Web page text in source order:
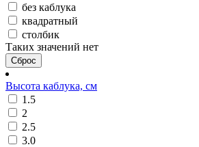
без каблука
квадратный
столбик
Таких значений нет
Сброс
Высота каблука, см
1.5
2
2.5
3.0